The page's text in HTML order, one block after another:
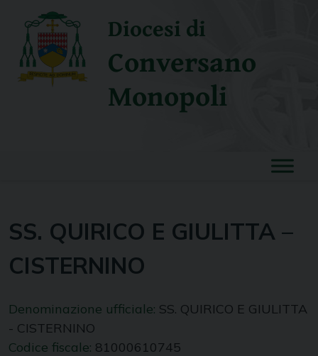
content
Diocesi di
Conversano
Monopoli
SS. QUIRICO E GIULITTA –
CISTERNINO
Denominazione ufficiale: SS. QUIRICO E GIULITTA
- CISTERNINO
Codice fiscale: 81000610745